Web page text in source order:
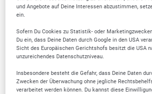
SELLWERK Trusted
9
und Angebote auf Deine Interessen abzustimmen,
ein.
Sofern Du Cookies zu Statistik- oder
Du ein, dass Deine Daten durch Google in den USA
Sicht des Europäischen Gerichtshofs besitzt die USA
unzureichendes Datenschutzniveau.
Insbesondere besteht die Gefahr, dass Deine Daten
Zwecken der Überwachung ohne jegliche
verarbeitet werden können. Du kannst diese